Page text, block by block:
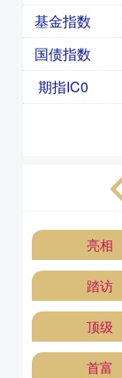
基金指数
国债指数
期指IC0
亮相
踏访
顶级
首富